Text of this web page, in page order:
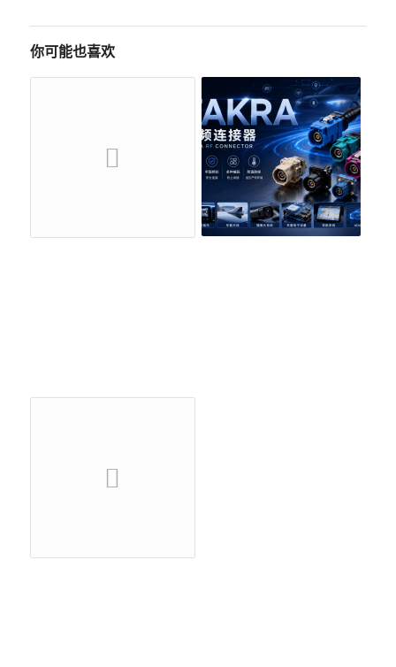
你可能也喜欢